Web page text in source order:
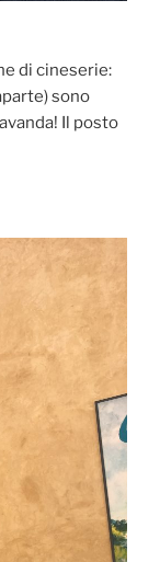
di cineserie:
sono
Il posto